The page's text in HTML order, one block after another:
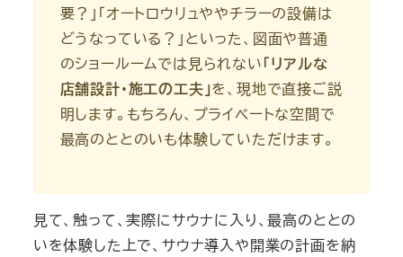
要？」「オートロウリュややチラーの設備は
どうなっている？」といった、図面や普通
のショールームでは見られない「リアルな
店舗設計・施工の工夫」を、現地で直接ご説
明します。もちろん、プライベートな空間で
最高のととのいも体験していただけます。
見て、触って、実際にサウナに入り、最高のととの
いを体験した上で、サウナ導入や開業の計画を納